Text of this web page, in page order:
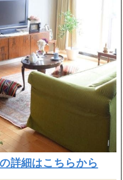
詳細はこちらから